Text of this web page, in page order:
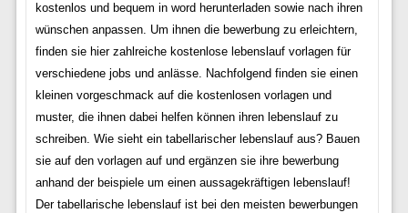
kostenlos und bequem in word herunterladen sowie nach ihren
wünschen anpassen. Um ihnen die bewerbung zu erleichtern,
finden sie hier zahlreiche kostenlose lebenslauf vorlagen für
verschiedene jobs und anlässe. Nachfolgend finden sie einen
kleinen vorgeschmack auf die kostenlosen vorlagen und
muster, die ihnen dabei helfen können ihren lebenslauf zu
schreiben. Wie sieht ein tabellarischer lebenslauf aus? Bauen
sie auf den vorlagen auf und ergänzen sie ihre bewerbung
anhand der beispiele um einen aussagekräftigen lebenslauf!
Der tabellarische lebenslauf ist bei den meisten bewerbungen